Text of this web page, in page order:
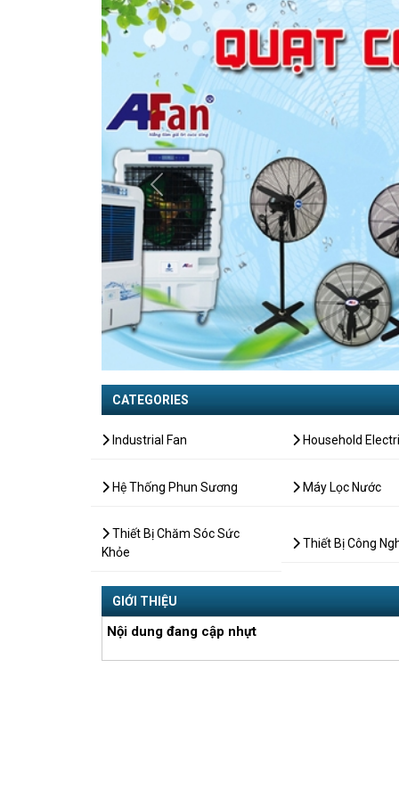
Previous
CATEGORIES
Industrial Fan Household
Hệ Thống Phun Sương Máy Lọc Nước
Thiết Bị Chăm Sóc Sức
Khỏe
Thiết Bị Công
GIỚI THIỆU
Nội dung đang cập nhựt